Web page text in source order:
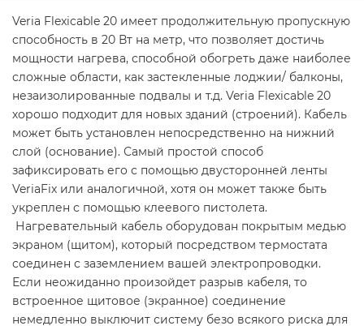
Veria Flexicable 20 имеет продолжительную пропускную
способность в 20 Вт на метр, что позволяет достичь
мощности нагрева, способной обогреть даже наиболее
сложные области, как застекленные лоджии/ балконы,
незаизолированные подвалы и т.д. Veria Flexicable 20
хорошо подходит для новых зданий (строений). Кабель
может быть установлен непосредственно на нижний
слой (основание). Самый простой способ
зафиксировать его с помощью двусторонней ленты
VeriaFix или аналогичной, хотя он может также быть
укреплен с помощью клеевого пистолета.
Нагревательный кабель оборудован покрытым медью
экраном (щитом), который посредством термостата
соединен с заземлением вашей электропроводки.
Если неожиданно произойдет разрыв кабеля, то
встроенное щитовое (экранное) соединение
немедленно выключит систему безо всякого риска для